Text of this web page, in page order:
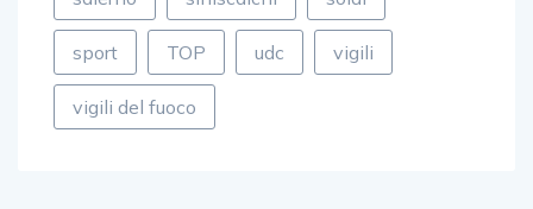
sport TOP udc vigili
vigili del fuoco